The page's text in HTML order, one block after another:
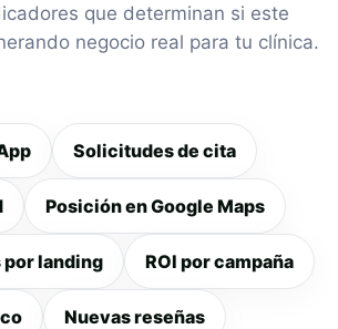
que determinan si este
negocio real para tu clínica.
Solicitudes de cita
Posición en Google Maps
landing ROI por campaña
Nuevas reseñas